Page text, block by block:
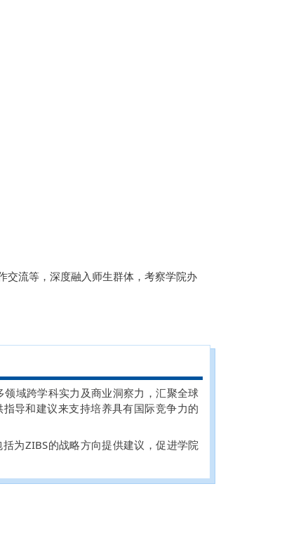
交流等，深度融入师生群体，考察学院办
域跨学科实力及商业洞察力，汇聚全球
导和建议来支持培养具有国际竞争力的
为ZIBS的战略方向提供建议，促进学院